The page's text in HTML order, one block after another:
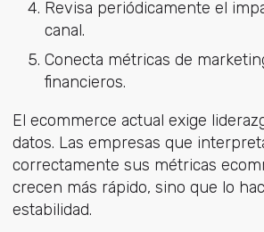
Revisa periódicamente el
canal.
Conecta métricas de
financieros.
El ecommerce actual exige
datos. Las empresas que
correctamente sus métricas
crecen más rápido, sino que lo
estabilidad.